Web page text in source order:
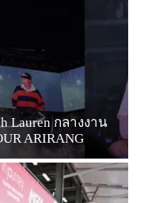
Lauren กลางงาน
ARIRANG